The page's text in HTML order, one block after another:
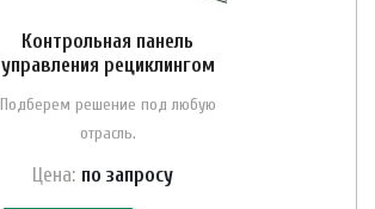
Контрольная панель
управления рециклингом
Подберем решение под любую
отрасль.
Цена: по запросу